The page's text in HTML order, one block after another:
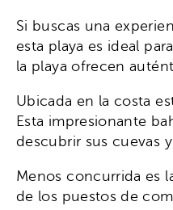
Si buscas una
esta playa es ideal
la playa ofrecen
Ubicada en la costa
Esta impresionante
descubrir sus cuevas
Menos concurrida es
de los puestos de